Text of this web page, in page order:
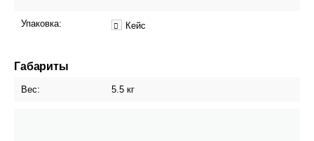
Упаковка: Кейс
Габариты
Вес: 5.5 кг